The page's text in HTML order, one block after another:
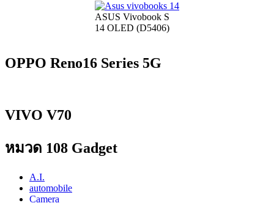
ASUS Vivobook S
14 OLED (D5406)
OPPO Reno16 Series 5G
VIVO V70
หมวด 108 Gadget
A.I.
automobile
Camera